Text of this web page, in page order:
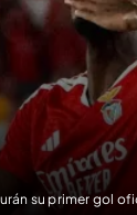
su primer gol